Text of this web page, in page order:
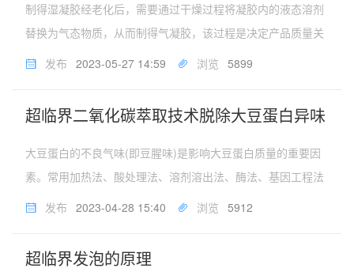
制得湿凝胶经老化后，需要通过干燥过程将凝胶内的液态溶剂
替换为气态物质，从而制得气凝胶，该过程是决定产品质量关
键的一步。气凝胶超临界干燥，是气凝胶发明之初至今的较主
凝胶，产品质量好，孔隙率...
发布 2023-05-27 14:59 浏览 5899
超临界二氧化碳萃取技术脱除大豆蛋白异味
大豆蛋白的不良气味(即豆腥味)是影响大豆蛋白质量的重要因
素。常用加热法、酸处理法、溶剂溶出法、酶法、基因工程法
等方法脱除其异味，但都有弊端而不能保证蛋白的高质量。开
结果表明，超临界二氧化...
发布 2023-04-28 15:40 浏览 5912
超临界发泡的原理